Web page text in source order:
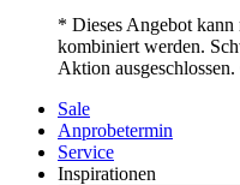
* Dieses Angebot kann
kombiniert werden.
Aktion
Sale
Anprobetermin
Service
Inspirationen